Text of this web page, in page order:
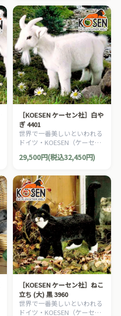
［KOESEN ケーセン社］白や
ぎ 4401
世界で一番美しいといわれる
ドイツ・KOESEN（ケーセン
社）の動物のぬいぐるみ。愛
らしい表情のヤギのぬいぐる
29,500円(税込32,450円)
［KOESEN ケーセン社］ねこ
立ち (大) 黒 3960
世界で一番美しいといわれる
ドイツ・KOESEN（ケーセン